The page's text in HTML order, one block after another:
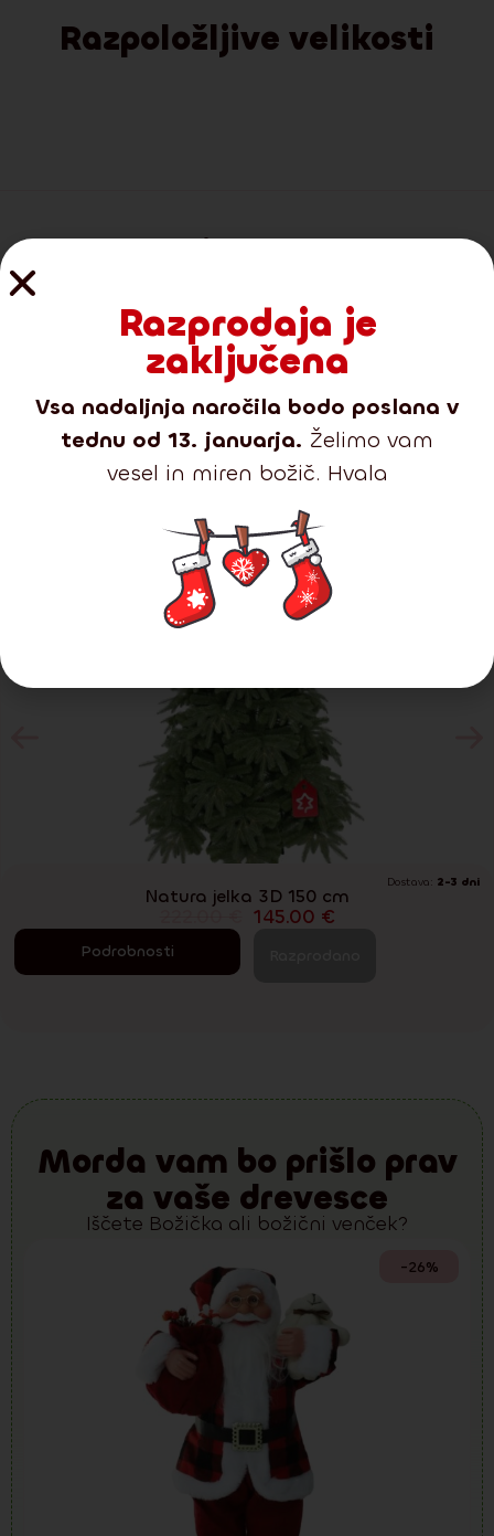
Razpoložljive velikosti
Predstavljamo vam novo
kolekcijo vrhunskih dreves
2025
Z nobeno od naših linij ne morete zgrešiti.
Dostava: 2-3 dni
Natura jelka 3D 150 cm
145.00 €
Podrobnosti
Morda vam bo prišlo prav
za vaše drevesce
Iščete Božička ali božični venček?
-26%
Razprodaja je
zaključena
Vsa nadaljnja naročila bodo poslana v
tednu od 13. januarja. Želimo vam
vesel in miren božič. Hvala